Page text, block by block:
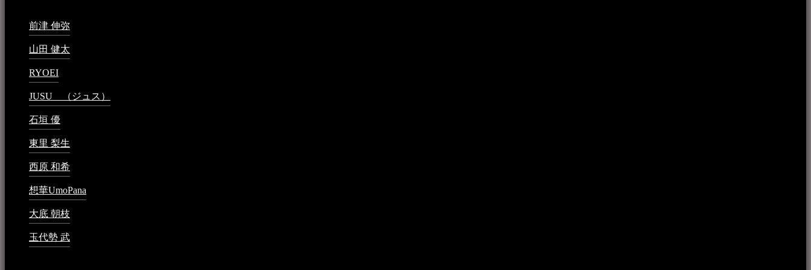
前津 伸弥
山田 健太
RYOEI
JUSU （ジュス）
石垣 優
東里 梨生
西原 和希
想華UmoPana
大底 朝枝
玉代勢 武